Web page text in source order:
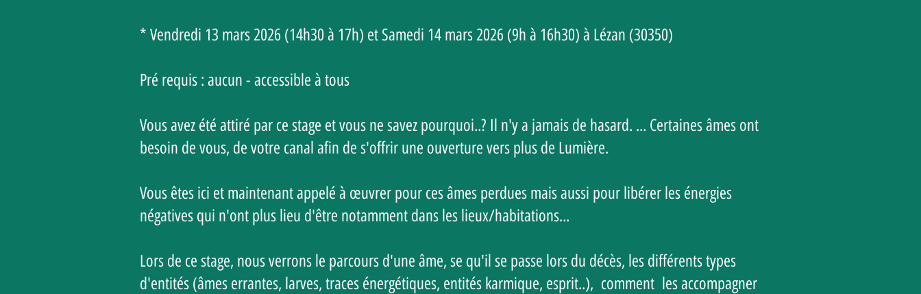
* Vendredi 13 mars 2026 (14h30 à 17h) et Samedi 14 mars 2026 (9h à 16h30) à Lézan (30350)
Pré requis : aucun - accessible à tous
Vous avez été attiré par ce stage et vous ne savez pourquoi..? Il n'y a jamais de hasard. ... Certaines âmes ont
besoin de vous, de votre canal afin de s'offrir une ouverture vers plus de Lumière.
Vous êtes ici et maintenant appelé à œuvrer pour ces âmes perdues mais aussi pour libérer les énergies
négatives qui n'ont plus lieu d'être notamment dans les lieux/habitations...
Lors de ce stage, nous verrons le parcours d'une âme, se qu'il se passe lors du décès, les différents types
d'entités (âmes errantes, larves, traces énergétiques, entités karmique, esprit..), comment les accompagner